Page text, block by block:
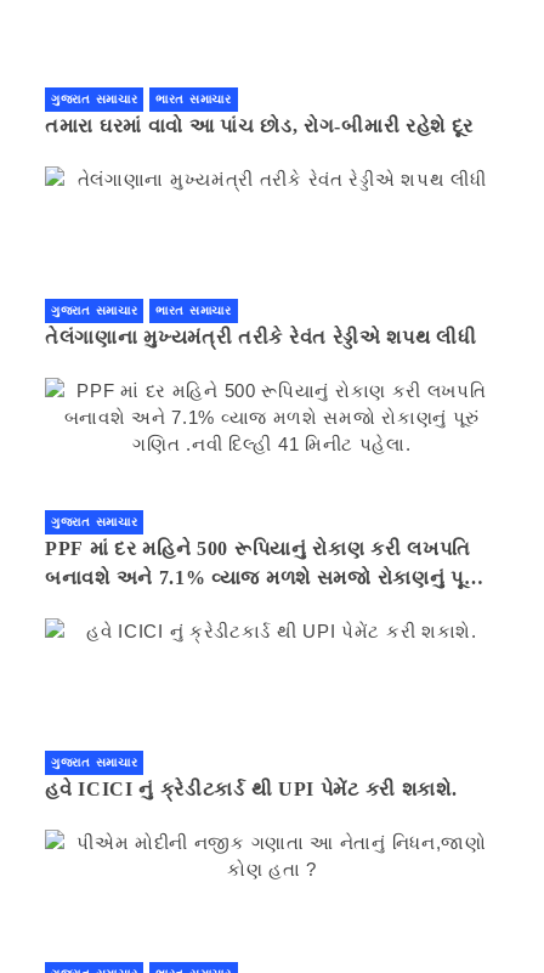
ગુજરાત સમાચાર ભારત સમાચાર
તમારા ઘરમાં વાવો આ પાંચ છોડ, રોગ-બીમારી રહેશે દૂર
ગુજરાત સમાચાર ભારત સમાચાર
તેલંગાણાના મુખ્યમંત્રી તરીકે રેવંત રેડ્ડીએ શપથ લીધી
ગુજરાત સમાચાર
PPF માં દર મહિને 500 રૂપિયાનું રોકાણ કરી લખપતિ
બનાવશે અને 7.1% વ્યાજ મળશે સમજો રોકાણનું પૂરું
ગુજરાત સમાચાર
હવે ICICI નું ક્રેડીટકાર્ડ થી UPI પેમેંટ કરી શકાશે.